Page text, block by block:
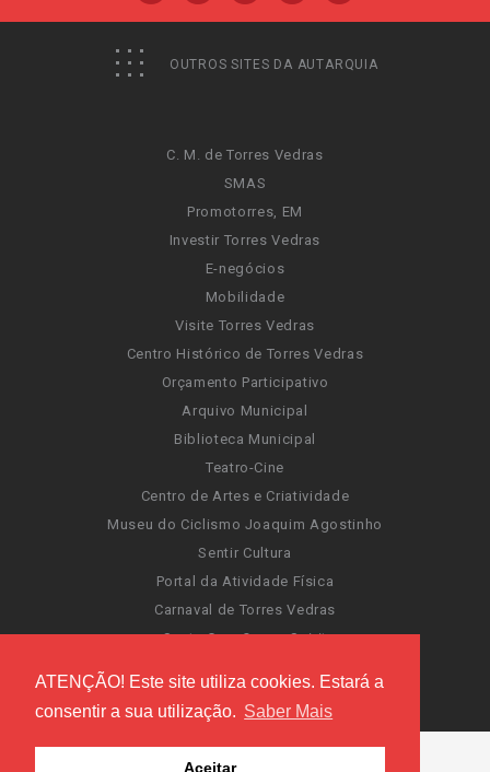
ATENÇÃO! Este site utiliza cookies. Estará a
consentir a sua utilização. Saber Mais
Aceitar
OUTROS SITES DA AUTARQUIA
C. M. de Torres Vedras
SMAS
Promotorres, EM
Investir Torres Vedras
E-negócios
Mobilidade
Visite Torres Vedras
Centro Histórico de Torres Vedras
Orçamento Participativo
Arquivo Municipal
Biblioteca Municipal
Teatro-Cine
Centro de Artes e Criatividade
Museu do Ciclismo Joaquim Agostinho
Sentir Cultura
Portal da Atividade Física
Carnaval de Torres Vedras
Santa Cruz Ocean Spirit